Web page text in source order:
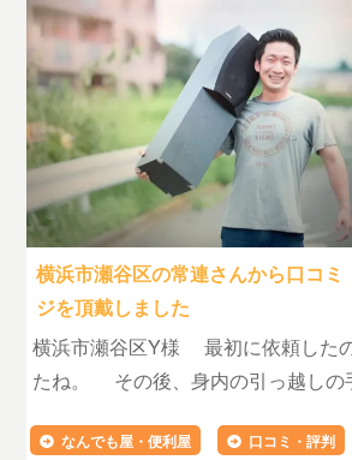
横浜市瀬谷区の常連さんから口コミ
ジを頂戴しました
横浜市瀬谷区Y様 最初に依頼した
たね。 その後、身内の引っ越しの
なんでも屋・便利屋 口コミ・評判